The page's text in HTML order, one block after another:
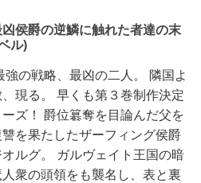
凶侯爵の逆鱗に触れた者達の末
ル)
強の戦略、最凶の二人。 隣国よ
、現る。 早くも第３巻制作決定
ズ！ 爵位簒奪を目論んだ父を
を果たしたザーフィング侯爵
ルグ。 ガルヴェイト王国の暗
衆の頭領をも襲名し、表と裏